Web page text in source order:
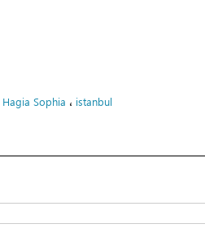
Sophia ، istanbul